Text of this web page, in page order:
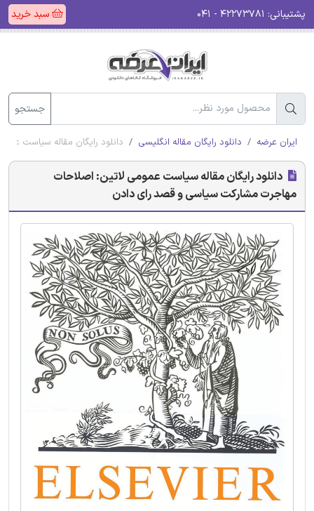
پشتیبانی: سبد خرید
جستجو
ایران عرضه دانلود رایگان مقاله انگلیسی دانلود رایگان مقاله سیاست
دانلود رایگان مقاله سیاست عمومی لاتین: اصلاحات
مهاجرت مشارکت سیاسی و قصد رای دادن